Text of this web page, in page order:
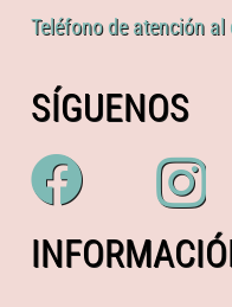
Teléfono de atención
SÍGUENOS